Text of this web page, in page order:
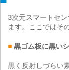
3次元スマートセ
ます。ここではそ
■ 黒ゴム板に黒い
黒く反射しづらい